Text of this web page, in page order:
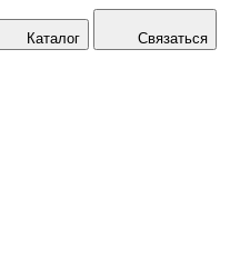
Каталог Связаться